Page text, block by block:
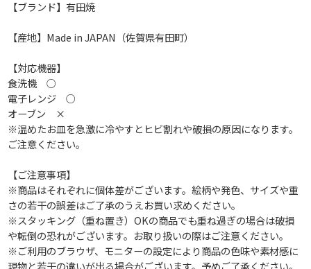
【ブランド】有田焼
【産地】Made in JAPAN（佐賀県有田町）
【対応機器】
食洗機 ○
電子レンジ ○
オーブン ×
※温めたお皿を急激に冷やすとヒビ割れや破損の原因になります。
ご注意ください。
【ご注意事項】
※商品はそれぞれに個体差がございます。絵柄や発色、サイズや重
さの若干の誤差はご了承のうえお買い求めください。
※スタッキング（重ね置き）OKの商品でも重ね過ぎの場合は破損
や転倒の恐れがございます。お取り扱いの際はご注意ください。
※ご利用のブラウザ、モニターの設定により商品の色味や素材感に
現物と若干の違いが出る場合がございます。予めご了承ください。